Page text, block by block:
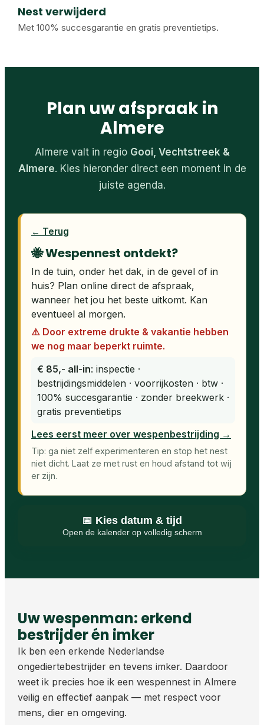
Nest verwijderd
Met 100% succesgarantie en gratis preventietips.
Plan uw afspraak in
Almere
Almere valt in regio Gooi, Vechtstreek &
Almere. Kies hieronder direct een moment in de
juiste agenda.
← Terug
🐝 Wespennest ontdekt?
In de tuin, onder het dak, in de gevel of in
huis? Plan online direct de afspraak,
wanneer het jou het beste uitkomt. Kan
eventueel al morgen.
⚠️ Door extreme drukte & vakantie hebben
we nog maar beperkt ruimte.
€ 85,- all-in: inspectie ·
bestrijdingsmiddelen · voorrijkosten · btw ·
100% succesgarantie · zonder breekwerk ·
gratis preventietips
Lees eerst meer over wespenbestrijding →
Tip: ga niet zelf experimenteren en stop het nest
niet dicht. Laat ze met rust en houd afstand tot wij
er zijn.
📅 Kies datum & tijd
Open de kalender op volledig scherm
Uw wespenman: erkend
bestrijder én imker
Ik ben een erkende Nederlandse
ongediertebestrijder en tevens imker. Daardoor
weet ik precies hoe ik een wespennest in Almere
veilig en effectief aanpak — met respect voor
mens, dier en omgeving.